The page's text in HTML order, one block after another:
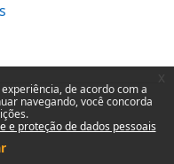
de acordo com a
navegando, você concorda
e proteção de dados pessoais